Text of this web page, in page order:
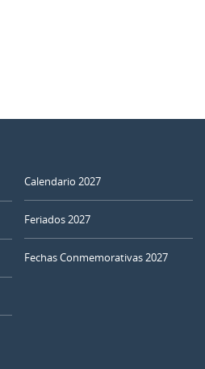
Calendario 2027
Feriados 2027
Fechas Conmemorativas 2027